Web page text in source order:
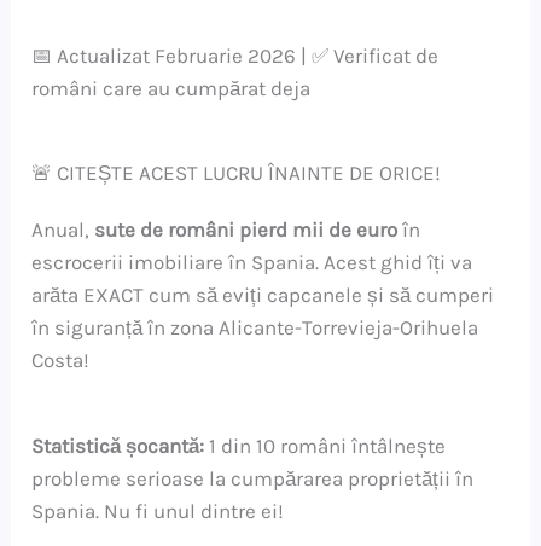
📅 Actualizat Februarie 2026 | ✅ Verificat de
români care au cumpărat deja
🚨 CITEȘTE ACEST LUCRU ÎNAINTE DE ORICE!
Anual, sute de români pierd mii de euro în
escrocerii imobiliare în Spania. Acest ghid îți va
arăta EXACT cum să eviți capcanele și să cumperi
în siguranță în zona Alicante-Torrevieja-Orihuela
Costa!
Statistică șocantă: 1 din 10 români întâlnește
probleme serioase la cumpărarea proprietății în
Spania. Nu fi unul dintre ei!